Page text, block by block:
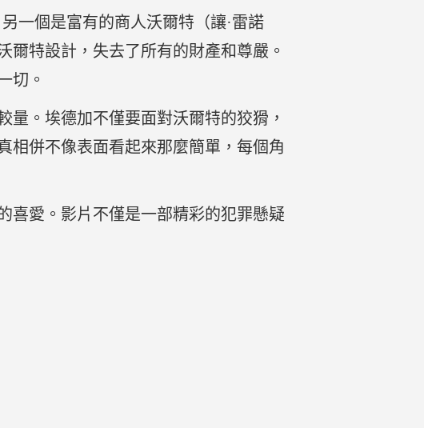
一個是富有的商人沃爾特（讓·雷諾
特設計，失去了所有的財產和尊嚴。
切。
。埃德加不僅要面對沃爾特的狡猾，
相併不像表面看起來那麼簡單，每個角
喜愛。影片不僅是一部精彩的犯罪懸疑